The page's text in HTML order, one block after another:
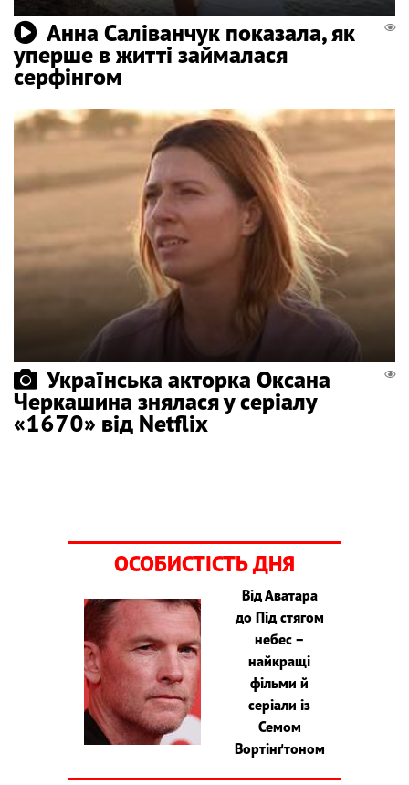
Анна Саліванчук показала, як
уперше в житті займалася
серфінгом
Українська акторка Оксана
Черкашина знялася у серіалу
«1670» від Netflix
ОСОБИСТІСТЬ ДНЯ
Від Аватара
до Під стягом
небес –
найкращі
фільми й
серіали із
Семом
Вортінґтоном